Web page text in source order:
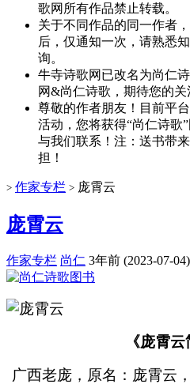
歌网所有作品禁止转载。
关于不同作品的同一作者
后，仅通知一次，请熟悉
询。
牛寺诗歌网已改名为尚仁
网&尚仁诗歌，期待您的关
尊敬的作者朋友！目前平
活动，您将获得“尚仁诗歌
与我们联系！注：送书带
担！
> 作家专栏 > 庞霄云
庞霄云
作家专栏 尚仁 3年前 (2023-07-04)
《庞霄云
广西老庞，原名：庞霄云